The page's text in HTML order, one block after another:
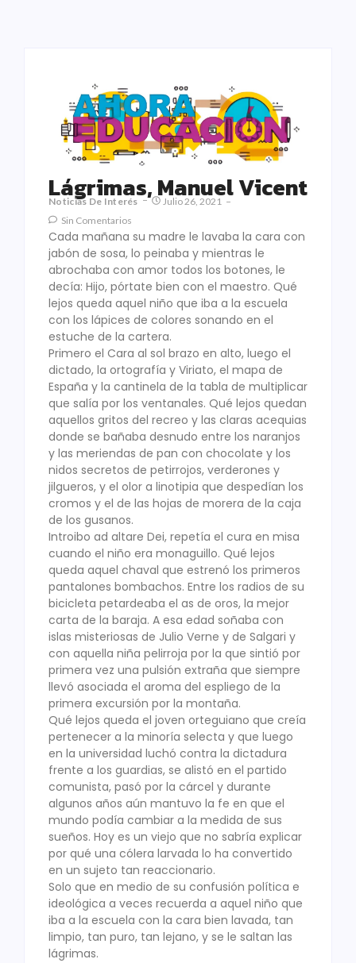
Lágrimas, Manuel Vicent
Noticias De Interés
Julio 26, 2021
Sin Comentarios
Cada mañana su madre le lavaba la cara con
jabón de sosa, lo peinaba y mientras le
abrochaba con amor todos los botones, le
decía: Hijo, pórtate bien con el maestro. Qué
lejos queda aquel niño que iba a la escuela
con los lápices de colores sonando en el
estuche de la cartera.
Primero el Cara al sol brazo en alto, luego el
dictado, la ortografía y Viriato, el mapa de
España y la cantinela de la tabla de multiplicar
que salía por los ventanales. Qué lejos quedan
aquellos gritos del recreo y las claras acequias
donde se bañaba desnudo entre los naranjos
y las meriendas de pan con chocolate y los
nidos secretos de petirrojos, verderones y
jilgueros, y el olor a linotipia que despedían los
cromos y el de las hojas de morera de la caja
de los gusanos.
Introibo ad altare Dei, repetía el cura en misa
cuando el niño era monaguillo. Qué lejos
queda aquel chaval que estrenó los primeros
pantalones bombachos. Entre los radios de su
bicicleta petardeaba el as de oros, la mejor
carta de la baraja. A esa edad soñaba con
islas misteriosas de Julio Verne y de Salgari y
con aquella niña pelirroja por la que sintió por
primera vez una pulsión extraña que siempre
llevó asociada el aroma del espliego de la
primera excursión por la montaña.
Qué lejos queda el joven orteguiano que creía
pertenecer a la minoría selecta y que luego
en la universidad luchó contra la dictadura
frente a los guardias, se alistó en el partido
comunista, pasó por la cárcel y durante
algunos años aún mantuvo la fe en que el
mundo podía cambiar a la medida de sus
sueños. Hoy es un viejo que no sabría explicar
por qué una cólera larvada lo ha convertido
en un sujeto tan reaccionario.
Solo que en medio de su confusión política e
ideológica a veces recuerda a aquel niño que
iba a la escuela con la cara bien lavada, tan
limpio, tan puro, tan lejano, y se le saltan las
lágrimas.